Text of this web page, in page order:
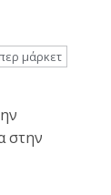
μάρκετ
στην